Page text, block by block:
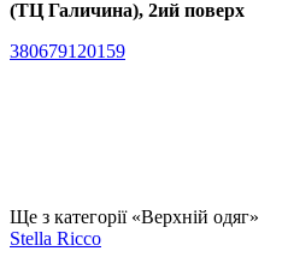
(ТЦ Галичина), 2ий поверх
380679120159
Ще з категорії «Верхній одяг»
Stella Ricco